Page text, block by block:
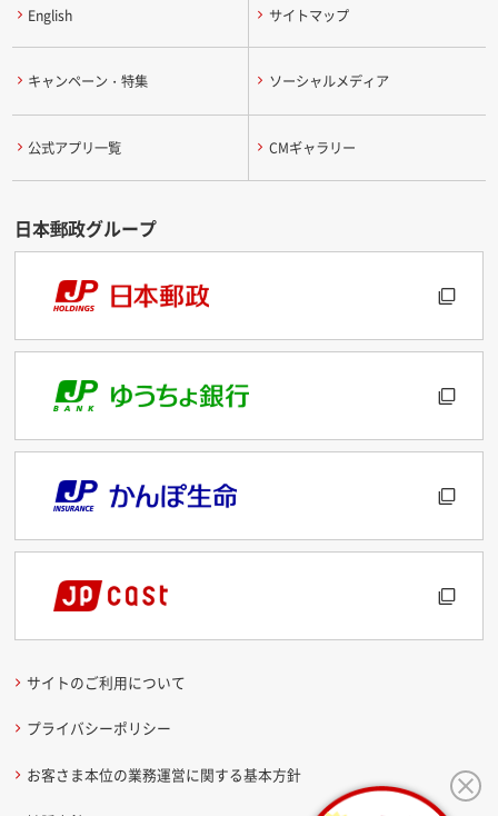
English サイトマップ
キャンペーン・特集 ソーシャルメディア
公式アプリ一覧 CMギャラリー
サイトのご利用について
プライバシーポリシー
お客さま本位の業務運営に関する基本方針